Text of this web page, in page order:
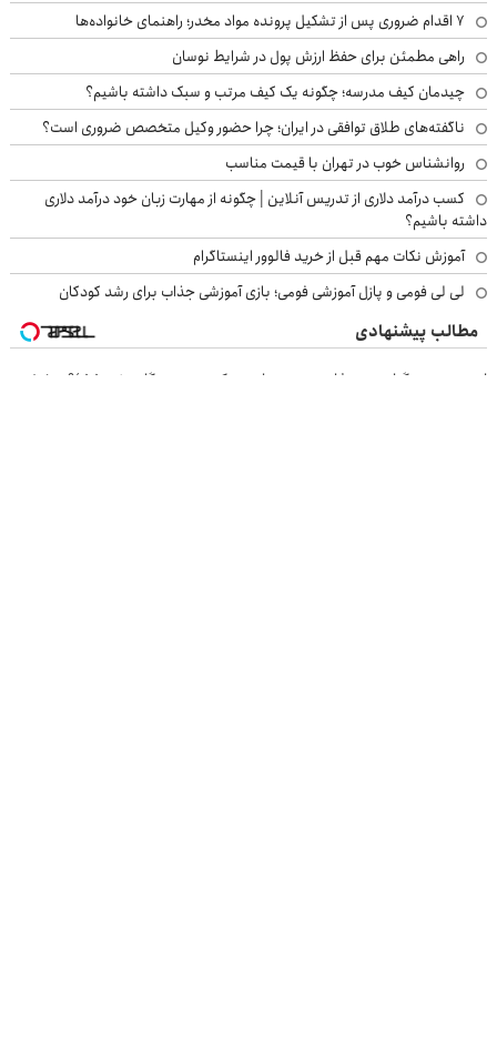
۷ اقدام ضروری پس از تشکیل پرونده مواد مخدر؛ راهنمای خانواده‌ها
راهی مطمئن برای حفظ ارزش پول در شرایط نوسان
چیدمان کیف مدرسه؛ چگونه یک کیف مرتب و سبک داشته باشیم؟
ناگفته‌های طلاق توافقی در ایران؛ چرا حضور وکیل متخصص ضروری است؟
روانشناس خوب در تهران با قیمت مناسب
کسب درآمد دلاری از تدریس آنلاین | چگونه از مهارت زبان خود درآمد دلاری
داشته باشیم؟
آموزش نکات مهم قبل از خرید فالوور اینستاگرام
لی لی فومی و پازل آموزشی فومی؛ بازی آموزشی جذاب برای رشد کودکان
مطالب پیشنهادی
این معجون گیاهی نمیذاره چربی ها روی کبدت موندگار بشن55%تخفیف